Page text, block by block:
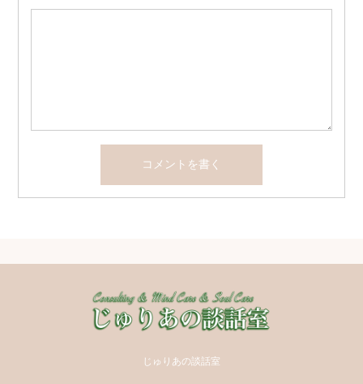
じゅりあの談話室